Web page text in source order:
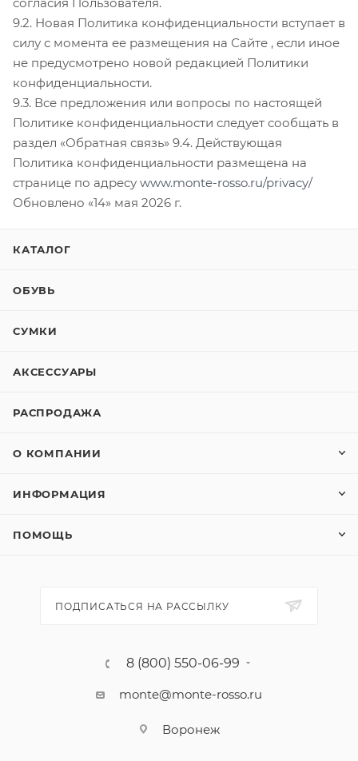
9.2. Новая Политика конфиденциальности вступает в
силу с момента ее размещения на Сайте , если иное
не предусмотрено новой редакцией Политики
конфиденциальности.
9.3. Все предложения или вопросы по настоящей
Политике конфиденциальности следует сообщать в
раздел «Обратная связь» 9.4. Действующая
Политика конфиденциальности размещена на
странице по адресу www.monte-rosso.ru/privacy/
Обновлено «14» мая 2026 г.
КАТАЛОГ
ОБУВЬ
СУМКИ
АКСЕССУАРЫ
РАСПРОДАЖА
О КОМПАНИИ
ИНФОРМАЦИЯ
ПОМОЩЬ
ПОДПИСАТЬСЯ НА РАССЫЛКУ
8 (800) 550-06-99
monte@monte-rosso.ru
Воронеж